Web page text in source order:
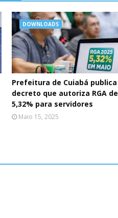
DOWNLOADS
Prefeitura de Cuiabá publica
decreto que autoriza RGA de
5,32% para servidores
Maio 15, 2025